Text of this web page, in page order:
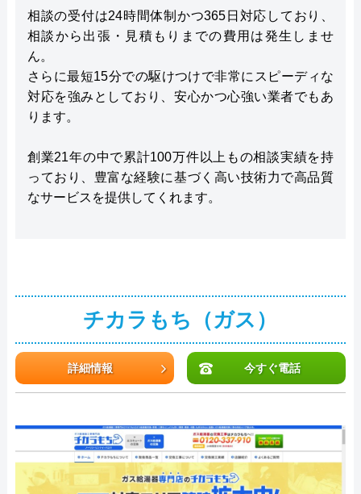
相談の受付は24時間体制かつ365日対応しており、
相談から出張・見積もりまでの費用は発生しませ
ん。
さらに最短15分での駆けつけで非常にスピーディな
対応を強みとしており、安心かつ心強い業者でもあ
ります。
創業21年の中で累計100万件以上もの相談実績を持
っており、豊富な経験に基づく高い技術力で高品質
なサービスを提供してくれます。
チカラもち（ガス）
詳細情報 今すぐ電話